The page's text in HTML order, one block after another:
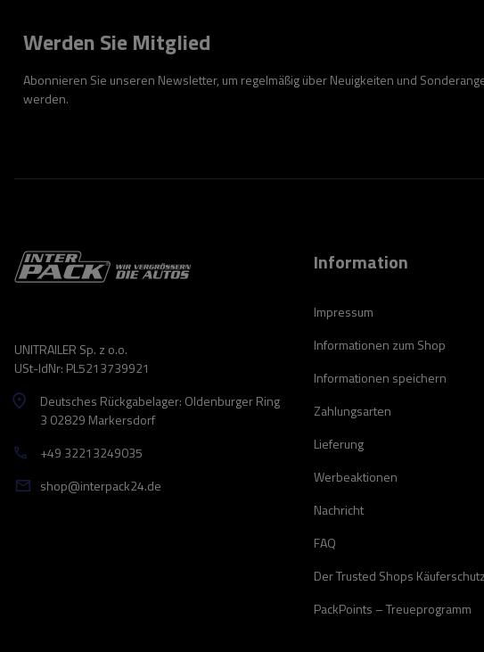
Werden Sie Mitglied
Abonnieren Sie unseren Newsletter, um regelmäßig über Neuigkeiten und
werden.
UNITRAILER Sp. z o.o.
USt-IdNr: PL5213739921
Deutsches Rückgabelager: Oldenburger Ring
3 02829 Markersdorf
+49 32213249035
shop@interpack24.de
Information
Impressum
Informationen zum Shop
Informationen speichern
Zahlungsarten
Lieferung
Werbeaktionen
Nachricht
FAQ
Der Trusted Shops Käuferschutz
PackPoints – Treueprogramm